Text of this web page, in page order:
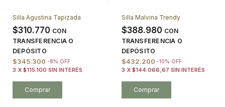
Silla Agustina Tapizada
$345.300 -8% OFF
$310.770 CON
TRANSFERENCIA O
DEPÓSITO
3 X $115.100 SIN INTERÉS
Silla Malvina Trendy
$432.200 -10% OFF
$388.980 CON
TRANSFERENCIA O
DEPÓSITO
3 X $144.066,67 SIN INTERÉS